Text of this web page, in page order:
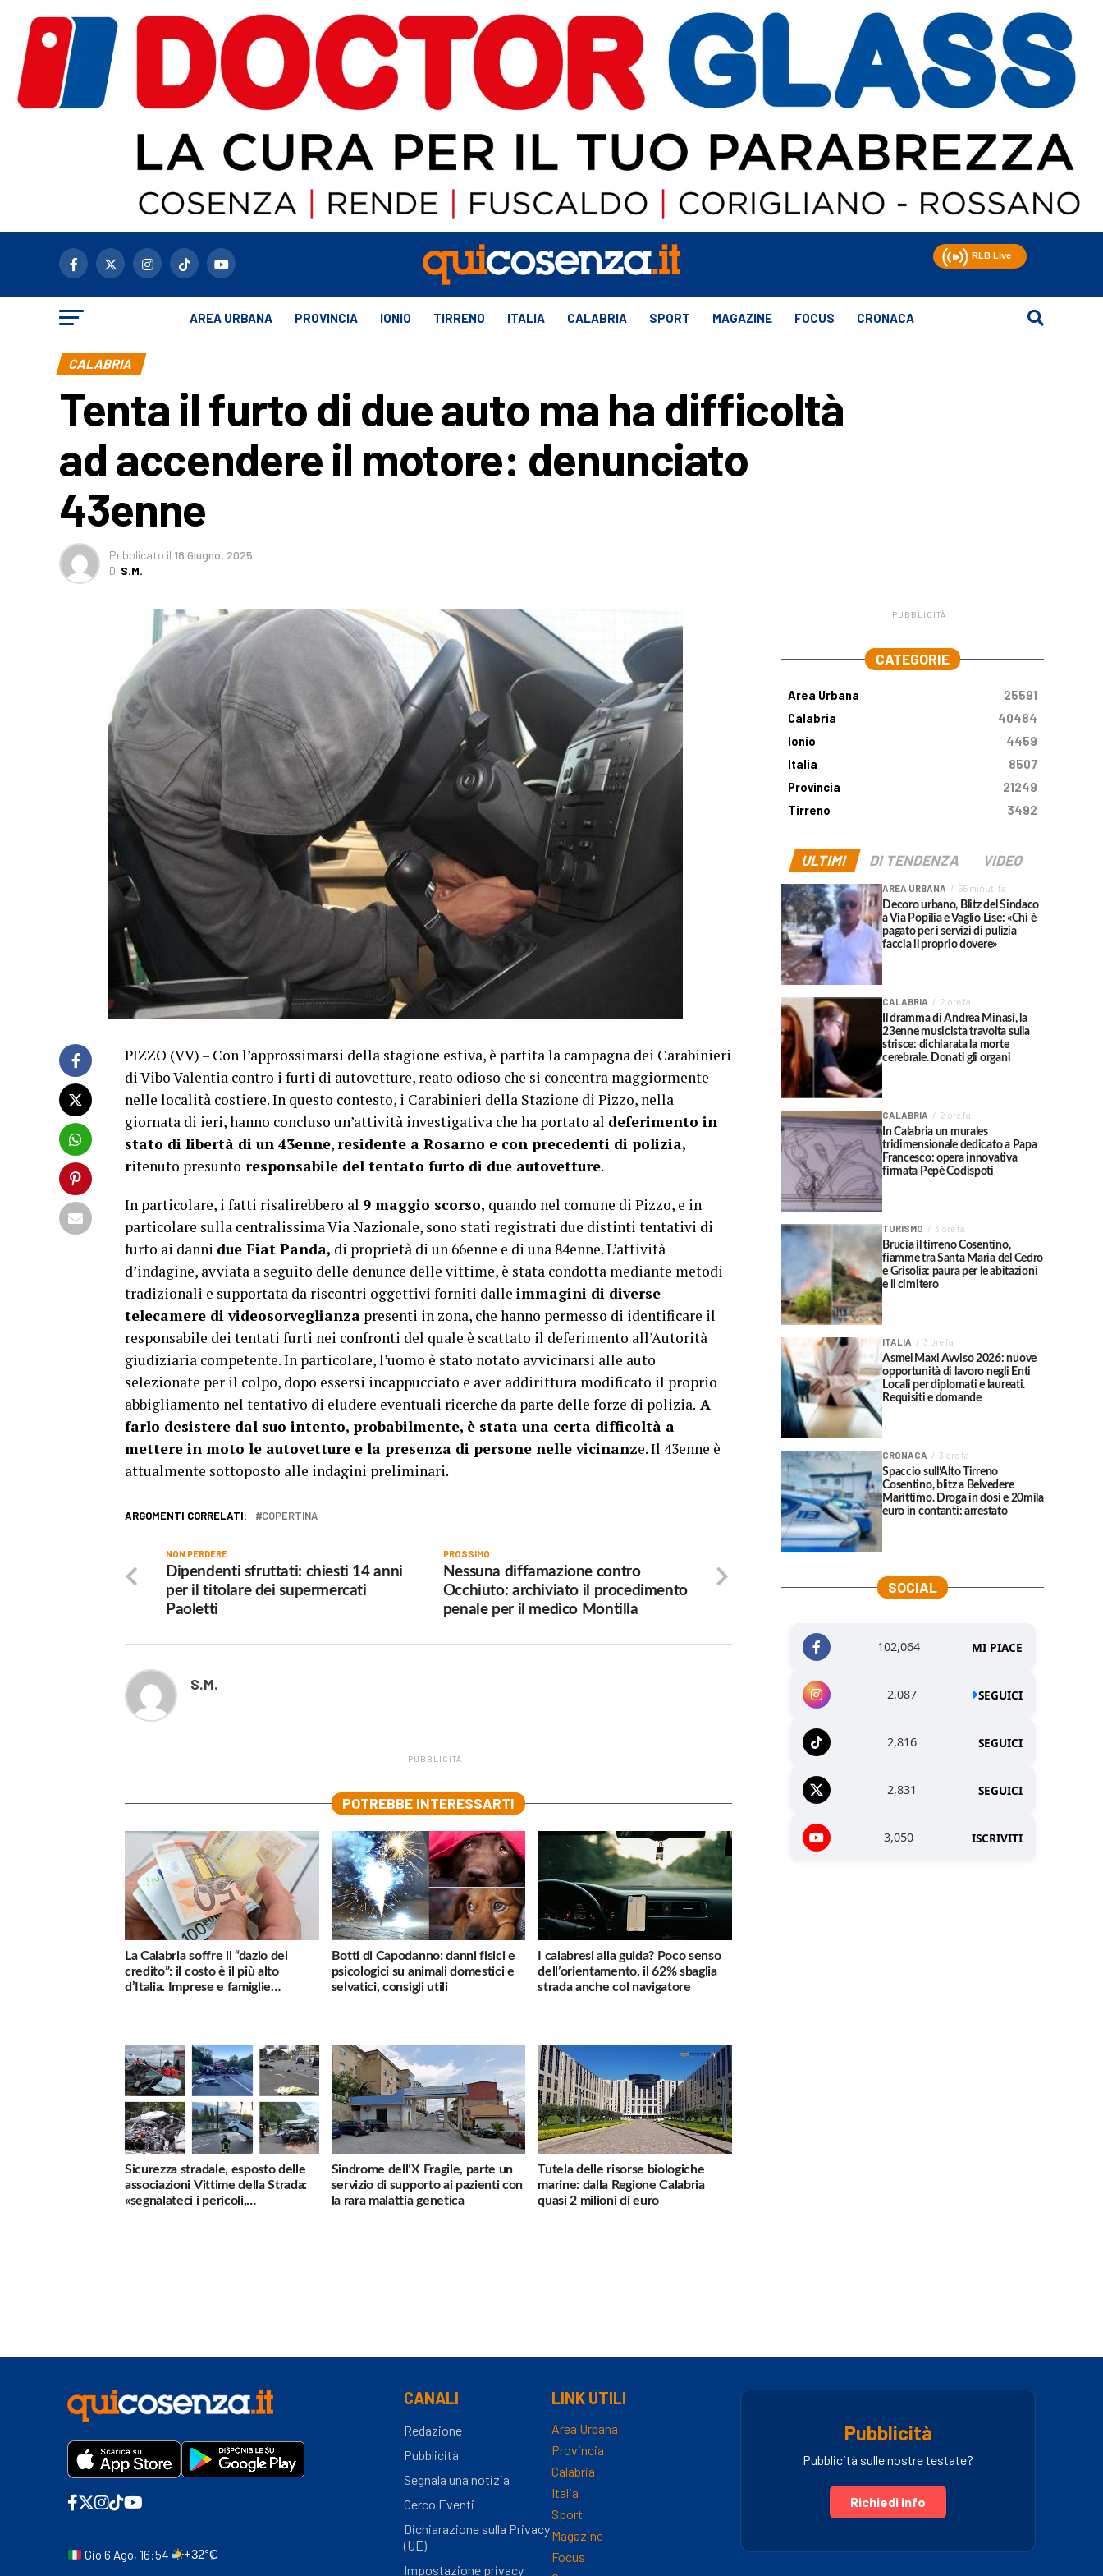
AREA URBANA PROVINCIA IONIO TIRRENO ITALIA CALABRIA SPORT MAGAZINE FOCUS CRONACA
CALABRIA
Tenta il furto di due auto ma ha difficoltà
ad accendere il motore: denunciato
43enne
Pubblicato il 18 Giugno, 2025
Di S.M.
PIZZO (VV) – Con l’approssimarsi della stagione estiva, è partita la campagna dei Carabinieri
di Vibo Valentia contro i furti di autovetture, reato odioso che si concentra maggiormente
nelle località costiere. In questo contesto, i Carabinieri della Stazione di Pizzo, nella
giornata di ieri, hanno concluso un’attività investigativa che ha portato al deferimento in
stato di libertà di un 43enne,residente a Rosarno e con precedenti di polizia,
ritenuto presunto responsabile del tentato furto di due autovetture.
In particolare, i fatti risalirebbero al 9 maggio scorso, quando nel comune di Pizzo, e in
particolare sulla centralissima Via Nazionale, sono stati registrati due distinti tentativi di
furto ai danni due Fiat Panda, di proprietà di un 66enne e di una 84enne. L’attività
d’indagine, avviata a seguito delle denunce delle vittime, è stata condotta mediante metodi
tradizionali e supportata da riscontri oggettivi forniti dalle immagini di diverse
telecamere di videosorveglianza presenti in zona, che hanno permesso di identificare il
responsabile dei tentati furti nei confronti del quale è scattato il deferimento all’Autorità
giudiziaria competente. In particolare, l’uomo è stato notato avvicinarsi alle auto
selezionate per il colpo, dopo essersi incappucciato e aver addirittura modificato il proprio
abbigliamento nel tentativo di eludere eventuali ricerche da parte delle forze di polizia. A
farlo desistere dal suo intento, probabilmente, è stata una certa difficoltà a
mettere in moto le autovetture e la presenza di persone nelle vicinanze. Il 43enne è
attualmente sottoposto alle indagini preliminari.
ARGOMENTI CORRELATI: COPERTINA
PROSSIMO
Nessuna diffamazione contro
Occhiuto: archiviato il procedimento
penale per il medico Montilla
NON PERDERE
Dipendenti sfruttati: chiesti 14 anni
per il titolare dei supermercati
Paoletti
S.M.
PUBBLICITÀ
POTREBBE INTERESSARTI
La Calabria soffre il “dazio del
credito”: il costo è il più alto
d’Italia. Imprese e famiglie
Botti di Capodanno: danni fisici e
psicologici su animali domestici e
selvatici, consigli utili
I calabresi alla guida? Poco senso
dell’orientamento, il 62% sbaglia
strada anche col navigatore
Sicurezza stradale, esposto delle
associazioni Vittime della Strada:
«segnalateci i pericoli,
Sindrome dell’X Fragile, parte un
servizio di supporto ai pazienti con
la rara malattia genetica
Tutela delle risorse biologiche
marine: dalla Regione Calabria
quasi 2 milioni di euro
PUBBLICITÀ
CATEGORIE
Area Urbana
25591
Calabria
40484
Ionio
4459
Italia
8507
Provincia
21249
Tirreno
3492
ULTIMI DI TENDENZA VIDEO
AREA URBANA 55 minuti fa
Decoro urbano, Blitz del Sindaco
a Via Popilia e Vaglio Lise: «Chi è
pagato per i servizi di pulizia
faccia il proprio dovere»
CALABRIA 2 ore fa
Il dramma di Andrea Minasi, la
23enne musicista travolta sulla
strisce: dichiarata la morte
cerebrale. Donati gli organi
CALABRIA 2 ore fa
In Calabria un murales
tridimensionale dedicato a Papa
Francesco: opera innovativa
firmata Pepè Codispoti
TURISMO 3 ore fa
Brucia il tirreno Cosentino,
fiamme tra Santa Maria del Cedro
e Grisolia: paura per le abitazioni
e il cimitero
ITALIA 3 ore fa
Asmel Maxi Avviso 2026: nuove
opportunità di lavoro negli Enti
Locali per diplomati e laureati.
Requisiti e domande
CRONACA 3 ore fa
Spaccio sull’Alto Tirreno
Cosentino, blitz a Belvedere
Marittimo. Droga in dosi e 20mila
euro in contanti: arrestato
SOCIAL
102,064 MI PIACE
2,087 SEGUICI
2,816 SEGUICI
2,831 SEGUICI
3,050 ISCRIVITI
Gio 6 Ago, 16:54 +32°C
CANALI
Redazione
Pubblicità
Segnala una notizia
Cerco Eventi
Dichiarazione sulla Privacy
(UE)
Impostazione privacy
LINK UTILI
Area Urbana
Provincia
Calabria
Italia
Sport
Magazine
Focus
Pubblicità
Pubblicità sulle nostre testate?
Richiedi info